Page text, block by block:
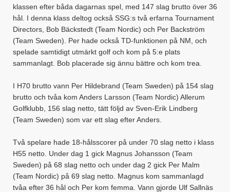
klassen efter båda dagarnas spel, med 147 slag brutto över 36
hål. I denna klass deltog också SSG:s två erfarna Tournament
Directors, Bob Bäckstedt (Team Nordic) och Per Backström
(Team Sweden). Per hade också TD-funktionen på NM, och
spelade samtidigt utmärkt golf och kom på 5:e plats
sammanlagt. Bob placerade sig ännu bättre och kom trea.
I H70 brutto vann Per Hildebrand (Team Sweden) på 154 slag
brutto och tvåa kom Anders Larsson (Team Nordic) Allerum
Golfklubb, 156 slag netto, tätt följd av Sven-Erik Lindberg
(Team Sweden) som var ett slag efter Anders.
Två spelare hade 18-hålsscorer på under 70 slag netto i klass
H55 netto. Under dag 1 gick Magnus Johansson (Team
Sweden) på 68 slag netto och under dag 2 gick Per Malm
(Team Nordic) på 69 slag netto. Magnus kom sammanlagd
tvåa efter 36 hål och Per kom femma. Vann gjorde Ulf Sallnäs